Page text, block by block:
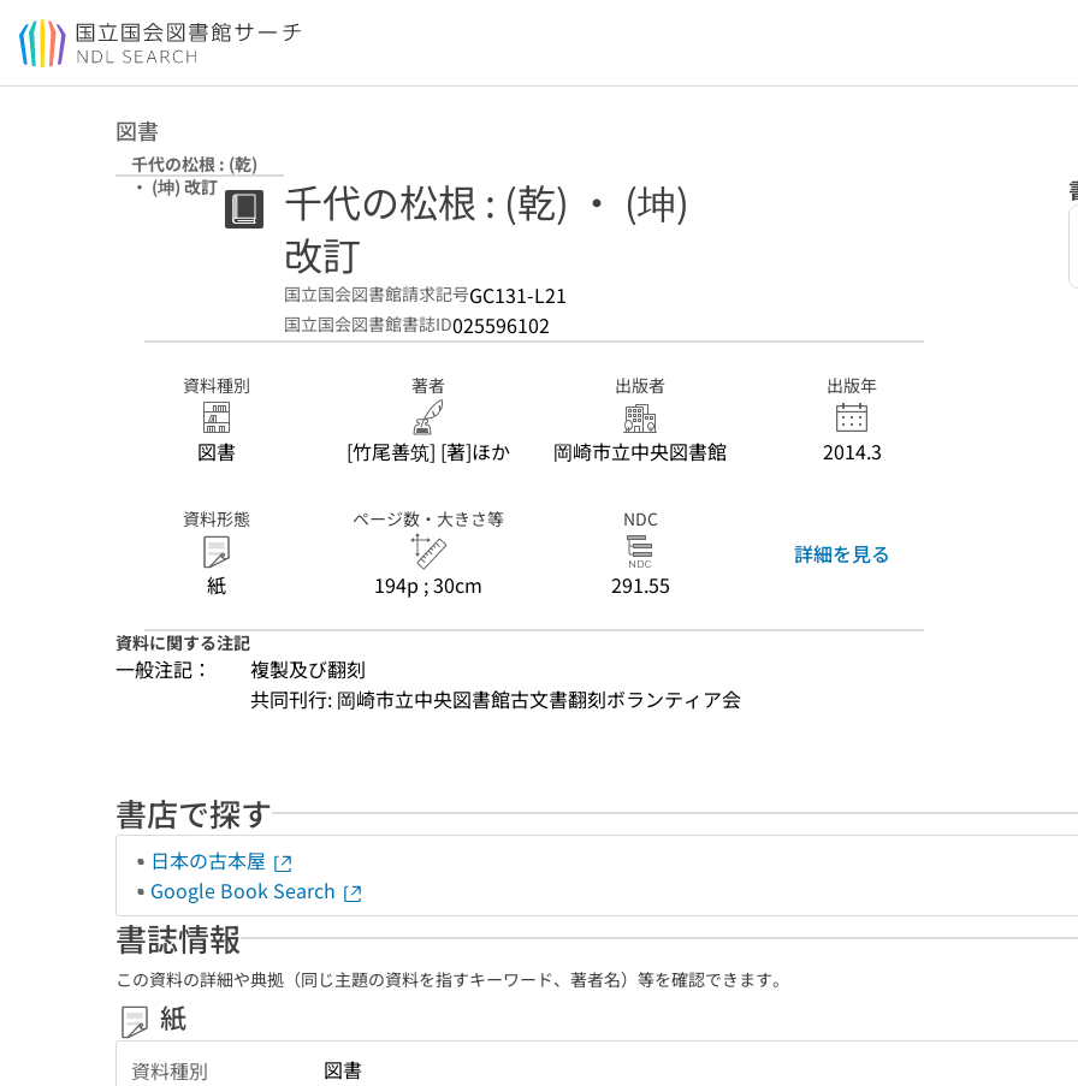
本文へ移動
図書
千代の松根 : (乾)
・ (坤) 改訂
千代の松根 : (乾) ・ (坤)
改訂
国立国会図書館請求記号GC131-L21
国立国会図書館書誌ID025596102
資料種別
図書
著者
[竹尾善筑] [著]ほか
出版者
岡崎市立中央図書館
出版年
2014.3
資料形態
紙
ページ数・大きさ等
194p ; 30cm
NDC
291.55
詳細を見る
資料に関する注記
一般注記：
複製及び翻刻
共同刊行: 岡崎市立中央図書館古文書翻刻ボランティア会
書店で探す
日本の古本屋
Google Book Search
書誌情報
この資料の詳細や典拠（同じ主題の資料を指すキーワード、著者名）等を確認できます。
紙
資料種別 図書